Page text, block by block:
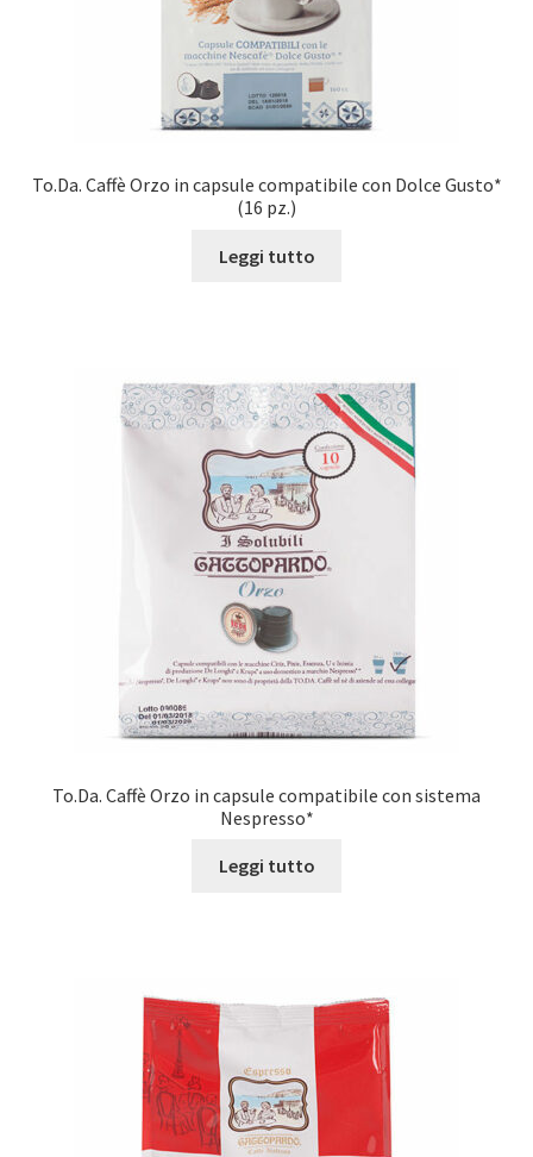
To.Da. Caffè Orzo in capsule compatibile con Dolce Gusto*
(16 pz.)
Leggi tutto
To.Da. Caffè Orzo in capsule compatibile con sistema
Nespresso*
Leggi tutto